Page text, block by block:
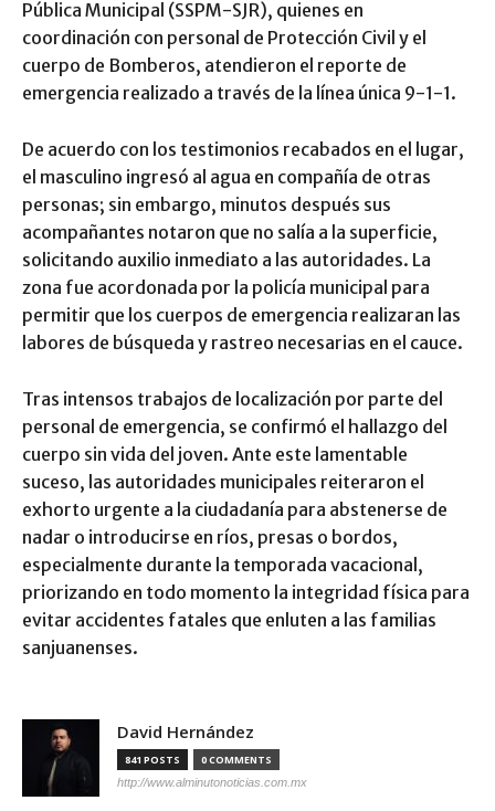
Pública Municipal (SSPM-SJR), quienes en
coordinación con personal de Protección Civil y el
cuerpo de Bomberos, atendieron el reporte de
emergencia realizado a través de la línea única 9-1-1.
De acuerdo con los testimonios recabados en el lugar,
el masculino ingresó al agua en compañía de otras
personas; sin embargo, minutos después sus
acompañantes notaron que no salía a la superficie,
solicitando auxilio inmediato a las autoridades. La
zona fue acordonada por la policía municipal para
permitir que los cuerpos de emergencia realizaran las
labores de búsqueda y rastreo necesarias en el cauce.
Tras intensos trabajos de localización por parte del
personal de emergencia, se confirmó el hallazgo del
cuerpo sin vida del joven. Ante este lamentable
suceso, las autoridades municipales reiteraron el
exhorto urgente a la ciudadanía para abstenerse de
nadar o introducirse en ríos, presas o bordos,
especialmente durante la temporada vacacional,
priorizando en todo momento la integridad física para
evitar accidentes fatales que enluten a las familias
sanjuanenses.
David Hernández
841 POSTS 0 COMMENTS
http://www.alminutonoticias.com.mx